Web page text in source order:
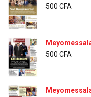
500 CFA
500 CFA